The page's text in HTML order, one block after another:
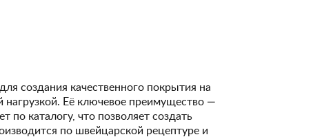
создания качественного покрытия на
нагрузкой. Её ключевое преимущество —
по каталогу, что позволяет создать
по швейцарской рецептуре и